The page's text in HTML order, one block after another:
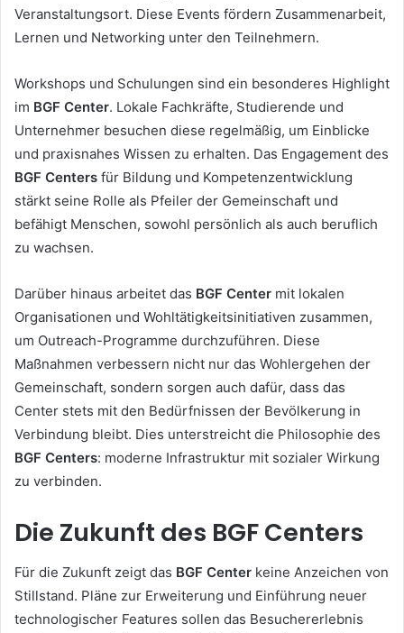
Veranstaltungsort. Diese Events fördern Zusammenarbeit,
Lernen und Networking unter den Teilnehmern.
Workshops und Schulungen sind ein besonderes Highlight
im BGF Center. Lokale Fachkräfte, Studierende und
Unternehmer besuchen diese regelmäßig, um Einblicke
und praxisnahes Wissen zu erhalten. Das Engagement des
BGF Centers für Bildung und Kompetenzentwicklung
stärkt seine Rolle als Pfeiler der Gemeinschaft und
befähigt Menschen, sowohl persönlich als auch beruflich
zu wachsen.
Darüber hinaus arbeitet das BGF Center mit lokalen
Organisationen und Wohltätigkeitsinitiativen zusammen,
um Outreach-Programme durchzuführen. Diese
Maßnahmen verbessern nicht nur das Wohlergehen der
Gemeinschaft, sondern sorgen auch dafür, dass das
Center stets mit den Bedürfnissen der Bevölkerung in
Verbindung bleibt. Dies unterstreicht die Philosophie des
BGF Centers: moderne Infrastruktur mit sozialer Wirkung
zu verbinden.
Die Zukunft des BGF Centers
Für die Zukunft zeigt das BGF Center keine Anzeichen von
Stillstand. Pläne zur Erweiterung und Einführung neuer
technologischer Features sollen das Besuchererlebnis